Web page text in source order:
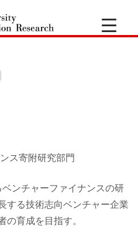
橋
ノ
ベ
ー
ス寄附研究部門
チャーファイナンスの研
する技術志向ベンチャー企業
の育成を目指す。